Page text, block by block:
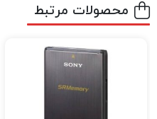
محصولات مرتبط